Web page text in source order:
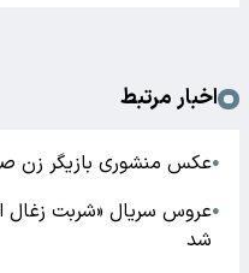
اخبار مرتبط
●عکس منشوری بازیگر زن
●عروس سریال «شربت زغال
شد